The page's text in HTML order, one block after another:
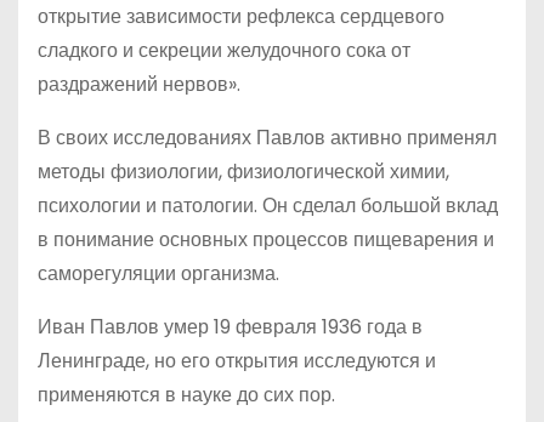
открытие зависимости рефлекса сердцевого
сладкого и секреции желудочного сока от
раздражений нервов».
В своих исследованиях Павлов активно применял
методы физиологии, физиологической химии,
психологии и патологии. Он сделал большой вклад
в понимание основных процессов пищеварения и
саморегуляции организма.
Иван Павлов умер 19 февраля 1936 года в
Ленинграде, но его открытия исследуются и
применяются в науке до сих пор.